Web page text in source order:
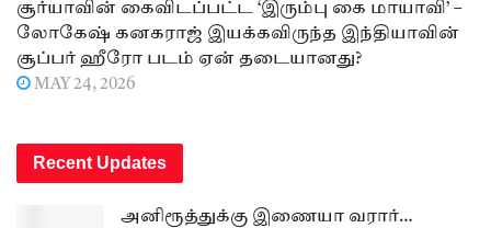
சூர்யாவின் கைவிடப்பட்ட ‘இரும்பு கை மாயாவி’ –
லோகேஷ் கனகராஜ் இயக்கவிருந்த இந்தியாவின்
சூப்பர் ஹீரோ படம் ஏன் தடையானது?
MAY 24, 2026
Recent Updates
அனிரூத்துக்கு இணையா வரார்…